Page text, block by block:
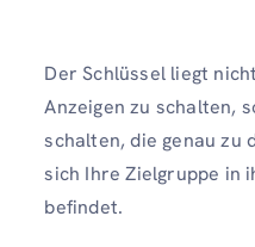
Der Schlüssel liegt
Anzeigen zu schalten,
schalten, die genau zu
sich Ihre Zielgruppe in
befindet.